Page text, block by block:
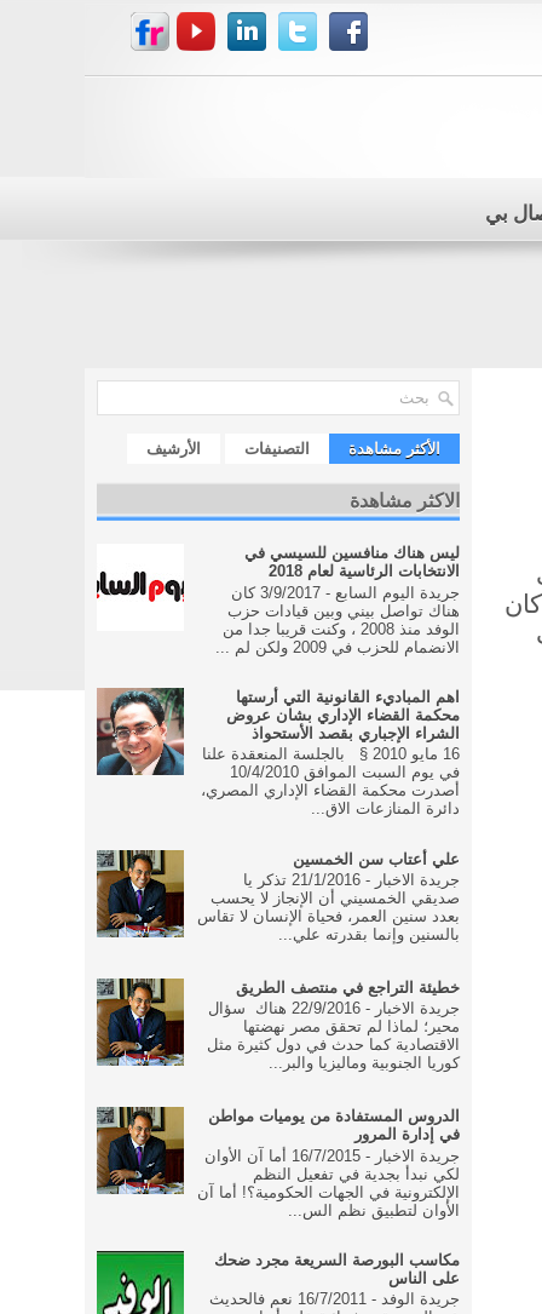
بي
الأكثر مشاهدة التصنيفات الأرشيف
الاكثر مشاهدة
ليس هناك منافسين للسيسي في
الانتخابات الرئاسية لعام 2018
جريدة اليوم السابع - 3/9/2017 كان
هناك تواصل بيني وبين قيادات حزب
الوفد منذ 2008 ، وكنت قريبا جدا من
الانضمام للحزب في 2009 ولكن لم ...
اهم المباديء القانونية التي أرستها
محكمة القضاء الإداري بشان عروض
الشراء الإجباري بقصد الأستحواذ
16 مايو 2010 § بالجلسة المنعقدة علنا
في يوم السبت الموافق 10/4/2010
أصدرت محكمة القضاء الإداري المصري،
دائرة المنازعات الاق...
علي أعتاب سن الخمسين
جريدة الاخبار - 21/1/2016 تذكر يا
صديقي الخمسيني أن الإنجاز لا يحسب
بعدد سنين العمر، فحياة الإنسان لا تقاس
بالسنين وإنما بقدرته علي...
خطيئة التراجع في منتصف الطريق
جريدة الاخبار - 22/9/2016 هناك سؤال
محير؛ لماذا لم تحقق مصر نهضتها
الاقتصادية كما حدث في دول كثيرة مثل
كوريا الجنوبية وماليزيا والبر...
الدروس المستفادة من يوميات مواطن
في إدارة المرور
جريدة الاخبار - 16/7/2015 أما آن الأوان
لكي نبدأ بجدية في تفعيل النظم
الإلكترونية في الجهات الحكومية؟! أما آن
الأوان لتطبيق نظم الس...
مكاسب البورصة السريعة مجرد ضحك
على الناس
جريدة الوفد - 16/7/2011 نعم فالحديث